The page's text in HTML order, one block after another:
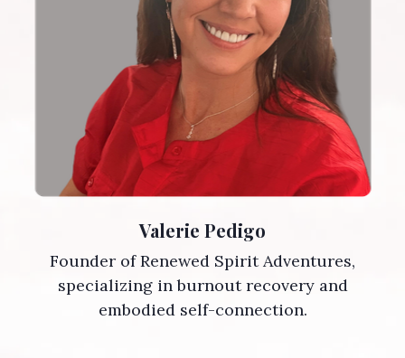
Valerie Pedigo
Founder of Renewed Spirit Adventures,
specializing in burnout recovery and
embodied self-connection.